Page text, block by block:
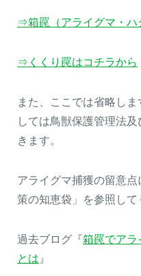
⇒箱罠（アライグマ・ハ
⇒くくり罠はコチラから
また、ここでは省略し
しては鳥獣保護管理法
きます。
アライグマ捕獲の留意
策の知恵袋」を参照して
過去ブログ『箱罠でアラ
とは 』